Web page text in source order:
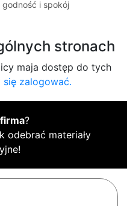
godność i spokój
stronach
maja dostęp do tych
się zalogować.
?
odebrać materiały